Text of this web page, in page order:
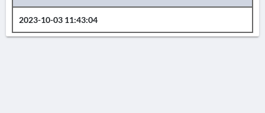
2023-10-03 11:43:04